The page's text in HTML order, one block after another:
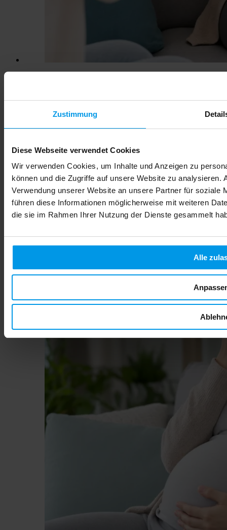
Zustimmung
Diese Webseite verwendet Cookies
Wir verwenden Cookies, um Inhalte und Anzeigen zu
können und die Zugriffe auf unsere Website zu analysieren.
Verwendung unserer Website an unsere Partner für soziale
führen diese Informationen möglicherweise mit weiteren
die sie im Rahmen Ihrer Nutzung der Dienste gesammelt
Alle
Viele werdende Mütter fragen sich, ob ein Glas Sekt zum
Geburtstag oder ein Schluck Wein beim Essen wirklich
Freundeskreis und in sozialen Medien kursieren
Mengen seien unbedenklich, andere warnen vor jeglichem
keine sichere Menge Alkohol während der Schwangerschaft.
Jeder Tropfen kann die Entwicklung Ihres Babys
beeinträchtigen. In diesem Artikel erfahren Sie, warum
Alkohol so gefährlich ist, welche konkreten Folgen drohen
und wie Sie Ihre Kind optimal schützen.
Mehr lesen